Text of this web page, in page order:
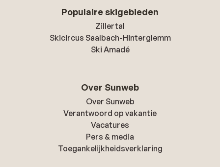
Populaire skigebieden
Zillertal
Skicircus Saalbach-Hinterglemm
Ski Amadé
Over Sunweb
Over Sunweb
Verantwoord op vakantie
Vacatures
Pers & media
Toegankelijkheidsverklaring